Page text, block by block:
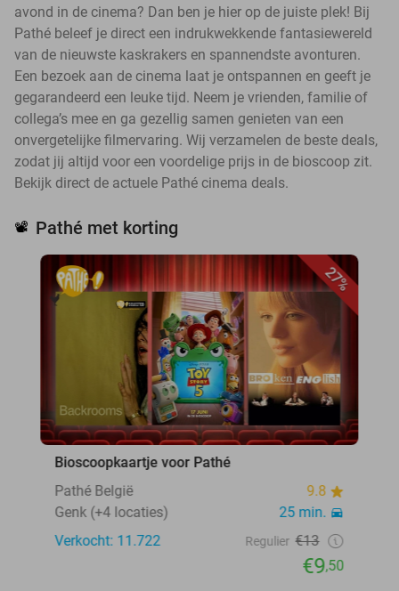
avond in de cinema? Dan ben je hier op de juiste plek! Bij
Pathé beleef je direct een indrukwekkende fantasiewereld
van de nieuwste kaskrakers en spannendste avonturen.
Een bezoek aan de cinema laat je ontspannen en geeft je
gegarandeerd een leuke tijd. Neem je vrienden, familie of
collega’s mee en ga gezellig samen genieten van een
onvergetelijke filmervaring. Wij verzamelen de beste deals,
zodat jij altijd voor een voordelige prijs in de bioscoop zit.
Bekijk direct de actuele Pathé cinema deals.
📽️ Pathé met korting
27%
Bioscoopkaartje voor Pathé
Pathé België
9.8
Genk (+4 locaties)
25 min.
Verkocht: 11.722
Regulier €13
€9,50